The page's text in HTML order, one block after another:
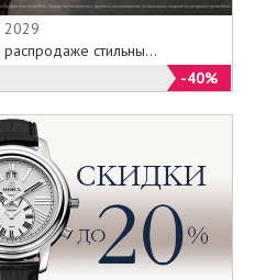
2029
стильны...
-40%